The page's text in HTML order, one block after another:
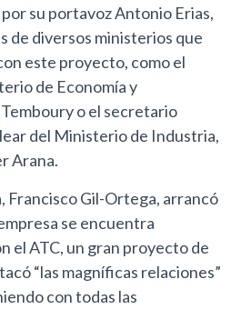
su portavoz Antonio Erias,
de diversos ministerios que
este proyecto, como el
de Economía y
o el secretario
del Ministerio de Industria,
Arana.
Francisco Gil-Ortega, arrancó
se encuentra
el ATC, un gran proyecto de
“las magníficas relaciones”
con todas las